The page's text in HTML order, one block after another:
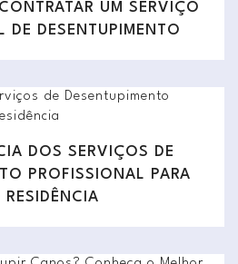
UM SERVIÇO
DE DESENTUPIMENTO
DOS SERVIÇOS DE
PROFISSIONAL PARA
RESIDÊNCIA